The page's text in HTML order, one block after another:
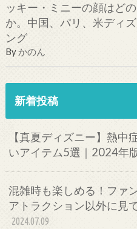
ッキー・ミニーの顔はど
か。中国、パリ、米ディ
ング
Byかのん
新着投稿
【真夏ディズニー】熱中
いアイテム5選｜2024年
混雑時も楽しめる！ファ
アトラクション以外に見
2024.07.09